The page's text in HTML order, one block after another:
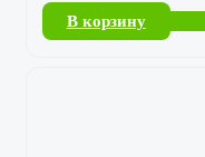
В корзину